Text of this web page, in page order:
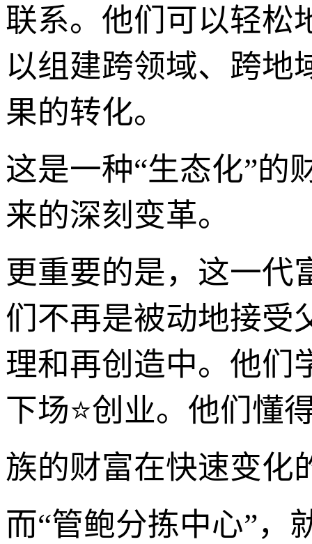
联系。他们可以轻松
以组建跨领域、跨地
果的转化。
这是一种“生态化”的
来的深刻变革。
更重要的是，这一代
们不再是被动地接受
理和再创造中。他们
下场⭐创业。他们懂
族的财富在快速变化
而“管鲍分拣中心”，